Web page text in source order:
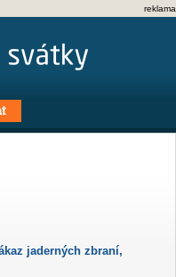
reklama
jaderných zbraní,